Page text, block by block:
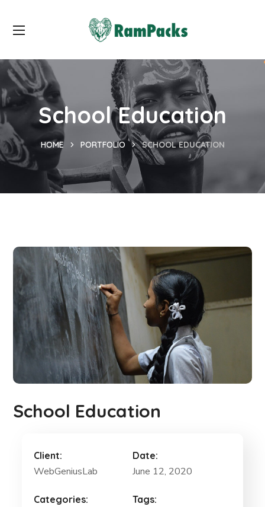
School Education
HOME PORTFOLIO SCHOOL EDUCATION
School Education
Client:
WebGeniusLab
Date:
June 12, 2020
Categories: Tags: